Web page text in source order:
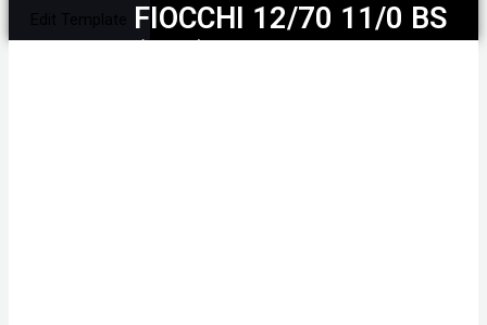
Edit Template FIOCCHI 12/70 11/0 BS